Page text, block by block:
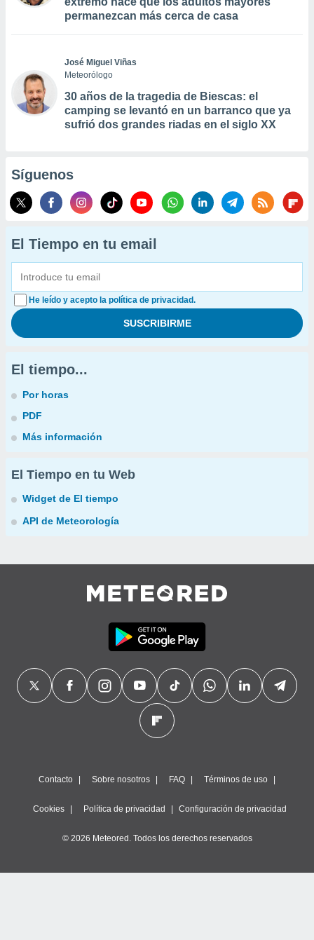
permanezcan más cerca de casa
José Miguel Viñas
Meteorólogo
30 años de la tragedia de Biescas: el
camping se levantó en un barranco que ya
sufrió dos grandes riadas en el siglo XX
Síguenos
El Tiempo en tu email
He leído y acepto la política de privacidad.
El tiempo...
Por horas
PDF
Más información
El Tiempo en tu Web
Widget de El tiempo
API de Meteorología
Contacto Sobre nosotros FAQ Términos de uso
Cookies Política de privacidad Configuración de privacidad
© 2026 Meteored. Todos los derechos reservados